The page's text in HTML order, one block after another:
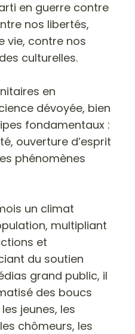
en guerre contre
nos libertés,
vie, contre nos
culturelles.
en
dévoyée, bien
fondamentaux :
ouverture d’esprit
phénomènes
un climat
multipliant
et
du soutien
grand public, il
des boucs
jeunes, les
chômeurs, les